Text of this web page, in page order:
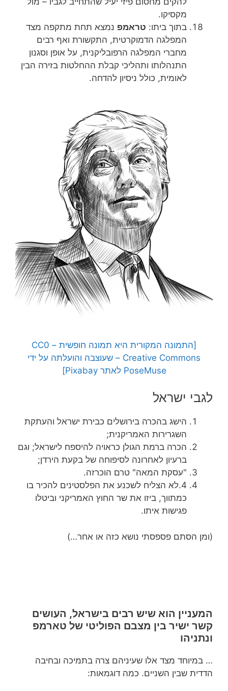
מקסיקו.
בתוך ביתו: טראמפ נמצא תחת מתקפה מצד
המפלגה הדמוקרטית, התקשורת ואף רבים
מחברי המפלגה הרפובליקנית, על אופן וסגנון
התנהלותו ותהליכי קבלת ההחלטות בזירה הבין
לאומית, כולל ניסיון להדחה.
[התמונה המקורית היא תמונה חופשית – CC0
Creative Commons – שעוצבה והועלתה על ידי
PoseMuse לאתר Pixabay]
לגבי ישראל
הישג בהכרה בירושלים כבירת ישראל והעתקת
השגרירות האמריקנית;
הכרה ברמת הגולן כראויה להיספח לישראל; וגם
ברעיון לאחרונה לסיפוחה של בקעת הירדן;
"עסקת המאה" טרם הוכרזה.
4.לא הצליח לשכנע את הפלסטינים להכיר בו
כמתווך, ביזו את שר החוץ האמריקני וביטלו
פגישות איתו.
(ומן הסתם פספסתי נושא כזה או אחר…)
המעניין הוא שיש רבים בישראל, העושים
קשר ישיר בין מצבם הפוליטי של טארמפ
ונתניהו
… במיוחד מצד אלו שעיניהם צרה בתמיכה ובחיבה
הדדית שבין השניים. כמה דוגמאות: